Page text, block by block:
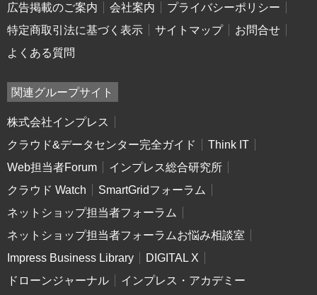
広告掲載のご案内
会社案内
プライバシーポリシー
特定商取引法に基づく表示
サイトマップ
お問合せ
よくある質問
関連グループサイト
株式会社インプレス
クラウド&データセンター完全ガイド
Think IT
Web担当者Forum
インプレス総合研究所
クラウド Watch
SmartGridフォーラム
ネットショップ担当者フォーラム
ネットショップ担当者フォーラムお悩み相談室
Impress Business Library
DIGITAL X
ドローンジャーナル
インプレス・アカデミー